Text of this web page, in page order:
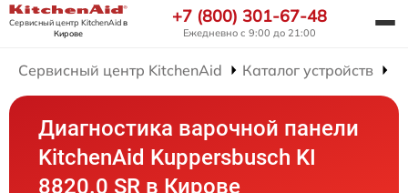
Сервисный центр KitchenAidв
Кирове
+7 (800) 301-67-48
Ежедневно с 9:00 до 21:00
Сервисный центр KitchenAid Каталог устройств
Диагностика варочной панели
KitchenAid Kuppersbusch KI
8820.0 SR в Кирове